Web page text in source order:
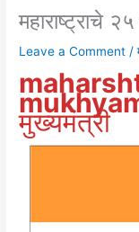
महाराष्ट्राचे
Leave a Comment /
मुख्यमंत्री